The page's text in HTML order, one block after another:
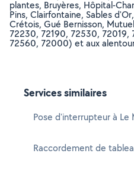
plantes, Bruyères, Hôpital-
Pins, Clairfontaine, Sables
Crétois, Gué Bernisson,
72230, 72190, 72530,
72560, 72000) et aux
Services similaires
Pose d'interrupteur à Le
Raccordement de